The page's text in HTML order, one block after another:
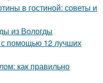
в гостиной: советы и
из Вологды
с помощью 12 лучших
как правильно